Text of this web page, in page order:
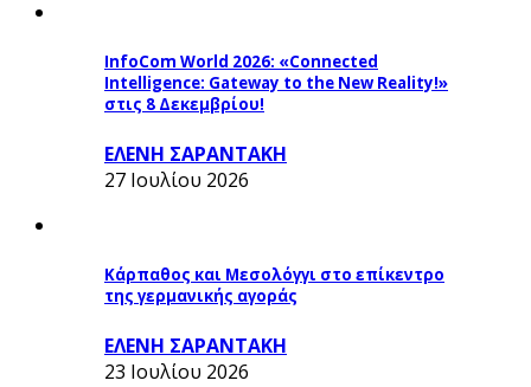
InfoCom World 2026: «Connected
Intelligence: Gateway to the New Reality!»
στις 8 Δεκεμβρίου!
ΕΛΕΝΗ ΣΑΡΑΝΤΑΚΗ
27 Ιουλίου 2026
Κάρπαθος και Μεσολόγγι στο επίκεντρο
της γερμανικής αγοράς
ΕΛΕΝΗ ΣΑΡΑΝΤΑΚΗ
23 Ιουλίου 2026